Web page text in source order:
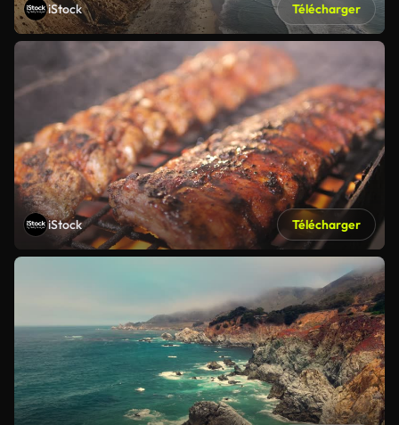
iStock Télécharger
iStock Télécharger